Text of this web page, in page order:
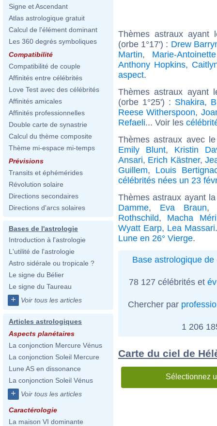
Signe et Ascendant
Atlas astrologique gratuit
Calcul de l'élément dominant
Les 360 degrés symboliques
Compatibilité
Compatibilité de couple
Affinités entre célébrités
Love Test avec des célébrités
Affinités amicales
Affinités professionnelles
Double carte de synastrie
Calcul du thème composite
Thème mi-espace mi-temps
Prévisions
Transits et éphémérides
Révolution solaire
Directions secondaires
Directions d'arcs solaires
Bases de l'astrologie
Introduction à l'astrologie
L'utilité de l'astrologie
Astro sidérale ou tropicale ?
Le signe du Bélier
Le signe du Taureau
+ Voir tous les articles
Articles astrologiques
Aspects planétaires
La conjonction Mercure Vénus
La conjonction Soleil Mercure
Lune AS en dissonance
La conjonction Soleil Vénus
+ Voir tous les articles
Caractérologie
La maison VI dominante
Thèmes astraux ayant
(orbe 1°17') : Drew
Martin, Marie-
Anthony Hopkins,
aspect.
Thèmes astraux ayant
(orbe 1°25') : Shakira,
Reese Witherspoon,
Refaeli... Voir les
Thèmes astraux avec
Emily Blunt, Kristin
Ansari, Erich Kästner,
Guillem, Louis
célébrités nées un 23
Thèmes astraux ayant
Damme, Eva Braun,
Rothschild, Macha
Wyatt Earp, Lea Massari
Lune en 26° Vierge.
Base astrologique de
78 127 célébrités et
Chercher par
1 206
Carte du ciel de
Sélectionnez